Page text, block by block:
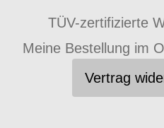
TÜV-zertifizierte
Meine Bestellung im
Vertrag